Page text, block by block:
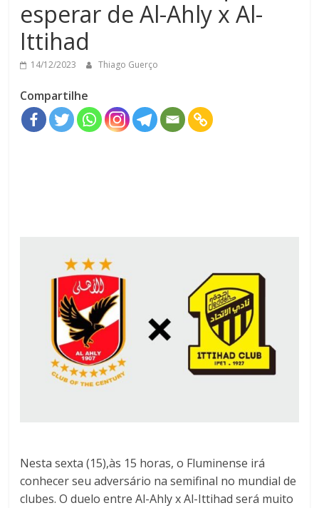
esperar de Al-Ahly x Al-
Ittihad
14/12/2023 Thiago Guerço
Compartilhe
Nesta sexta (15),às 15 horas, o Fluminense irá
conhecer seu adversário na semifinal no mundial de
clubes. O duelo entre Al-Ahly x Al-Ittihad será muito